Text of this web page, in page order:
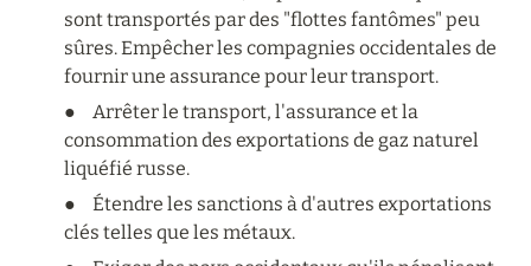
sont transportés par des "flottes fantômes" peu
sûres. Empêcher les compagnies occidentales de
fournir une assurance pour leur transport.
●	Arrêter le transport, l'assurance et la
consommation des exportations de gaz naturel
liquéfié russe.
●	Étendre les sanctions à d'autres exportations
clés telles que les métaux.